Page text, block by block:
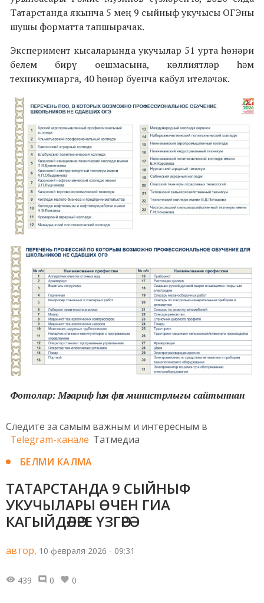
Татарстанда якынча 5 мең 9 сыйныф укучысы ОГЭны
шушы форматта тапшырачак.
Эксперимент кысаларында укучылар 51 урта һөнәри
белем бирү оешмасына, көллиятләр һәм
техникумнарга, 40 һөнәр буенча кабул ителәчәк.
Фотолар: Мәгариф һәм фән министрлыгы сайтыннан
Следите за самым важным и интересным в
Telegram-канале Татмедиа
БЕЛМИ КАЛМА
ТАТАРСТАНДА 9 СЫЙНЫФ
УКУЧЫЛАРЫ ӨЧЕН ГИА
КАГЫЙДӘЛӘРЕ ҮЗГӘРӘ
автор, 10 февраля 2026 - 09:31
439 0 0